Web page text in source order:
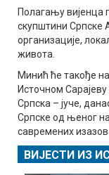
Полагању вијенца
скупштини Српске
организације,
живота.
Минић ће такође
Источном
Српска – јуче,
Српске од њеног
савремених
ВИЈЕСТИ ИЗ